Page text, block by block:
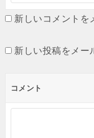
新しいコメントを
新しい投稿をメー
コメント